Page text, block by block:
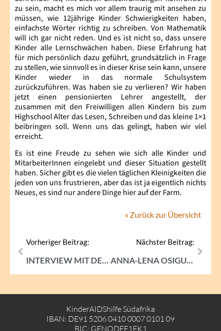
zu sein, macht es mich vor allem traurig mit ansehen zu
müssen, wie 12jährige Kinder Schwierigkeiten haben,
einfachste Wörter richtig zu schreiben. Von Mathematik
will ich gar nicht reden. Und es ist nicht so, dass unsere
Kinder alle Lernschwächen haben. Diese Erfahrung hat
für mich persönlich dazu geführt, grundsätzlich in Frage
zu stellen, wie sinnvoll es in dieser Krise sein kann, unsere
Kinder wieder in das normale Schulsystem
zurückzuführen. Was haben sie zu verlieren? Wir haben
jetzt einen pensionierten Lehrer angestellt, der
zusammen mit den Freiwilligen allen Kindern bis zum
Highschool Alter das Lesen, Schreiben und das kleine 1×1
beibringen soll. Wenn uns das gelingt, haben wir viel
erreicht.
Es ist eine Freude zu sehen wie sich alle Kinder und
MitarbeiterInnen eingelebt und dieser Situation gestellt
haben. Sicher gibt es die vielen täglichen Kleinigkeiten die
jeden von uns frustrieren, aber das ist ja eigentlich nichts
Neues, es sind nur andere Dinge hier auf der Farm.
« Zurück zur Übersicht
Vorheriger Beitrag:
INTERVIEW MIT DENISE LANDES
Nächster Beitrag:
ANNA-LENA OSIGUS ÜBER ELONWABENI
KinderAIDShilfe Südafrika
IBAN: DE91 5206 0410 0007 0101 09
BIC: GENODEF1EK1